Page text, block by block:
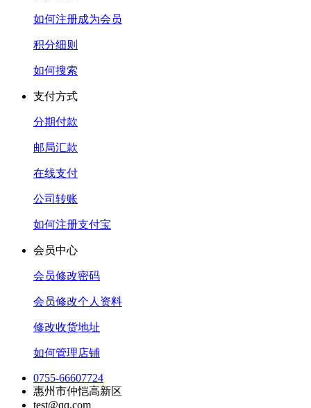
如何注册成为会员
积分细则
如何搜索
支付方式
分期付款
邮局汇款
在线支付
公司转账
如何注册支付宝
会员中心
会员修改密码
会员修改个人资料
修改收货地址
如何管理店铺
0755-66607724
惠州市仲恺高新区
test@qq.com